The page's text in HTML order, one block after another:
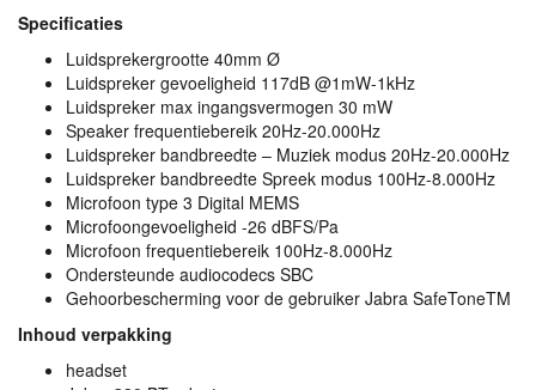
Specificaties
Luidsprekergrootte 40mm Ø
Luidspreker gevoeligheid 117dB @1mW-1kHz
Luidspreker max ingangsvermogen 30 mW
Speaker frequentiebereik 20Hz-20.000Hz
Luidspreker bandbreedte – Muziek modus 20Hz-20.000Hz
Luidspreker bandbreedte Spreek modus 100Hz-8.000Hz
Microfoon type 3 Digital MEMS
Microfoongevoeligheid -26 dBFS/Pa
Microfoon frequentiebereik 100Hz-8.000Hz
Ondersteunde audiocodecs SBC
Gehoorbescherming voor de gebruiker Jabra SafeToneTM
Inhoud verpakking
headset